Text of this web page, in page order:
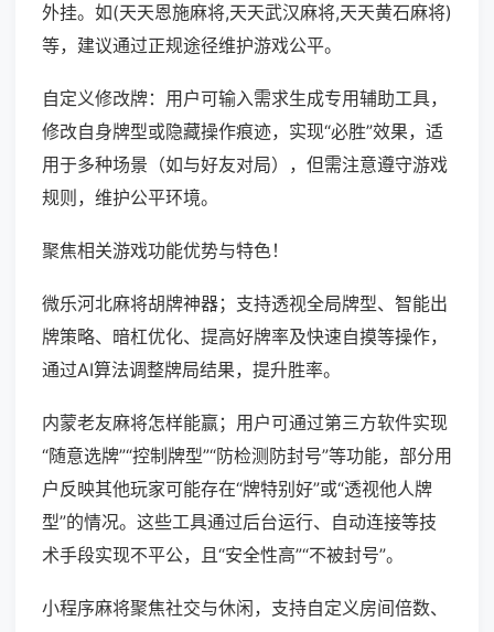
外挂。如(天天恩施麻将,天天武汉麻将,天天黄石麻将)
等，建议通过正规途径维护游戏公平。
自定义修改牌：用户可输入需求生成专用辅助工具，
修改自身牌型或隐藏操作痕迹，实现“必胜”效果，适
用于多种场景（如与好友对局），但需注意遵守游戏
规则，维护公平环境。
聚焦相关游戏功能优势与特色！
微乐河北麻将胡牌神器；支持透视全局牌型、智能出
牌策略、暗杠优化、提高好牌率及快速自摸等操作，
通过AI算法调整牌局结果，提升胜率。
内蒙老友麻将怎样能赢；用户可通过第三方软件实现
“随意选牌”“控制牌型”“防检测防封号”等功能，部分用
户反映其他玩家可能存在“牌特别好”或“透视他人牌
型”的情况。这些工具通过后台运行、自动连接等技
术手段实现不平公，且“安全性高”“不被封号”。
小程序麻将聚焦社交与休闲，支持自定义房间倍数、